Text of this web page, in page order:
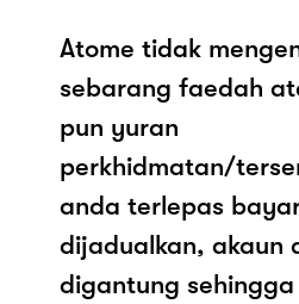
Atome tidak
sebarang faedah
pun yuran
perkhidmatan/
anda terlepas
dijadualkan, akaun
digantung